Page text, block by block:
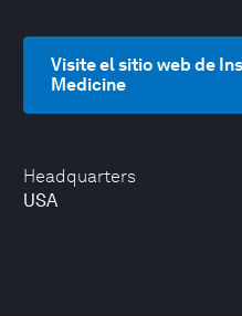
Headquarters
USA
Visite el sitio web de
Medicine